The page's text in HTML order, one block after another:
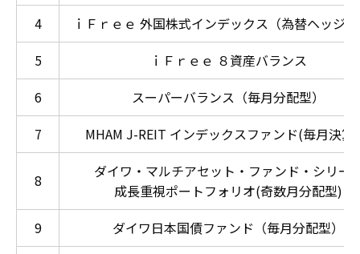
4
ｉＦｒｅｅ 外国株式インデックス（為替ヘッジ
5
ｉＦｒｅｅ ８資産バランス
6
スーパーバランス（毎月分配型）
7
MHAM J-REIT インデックスファンド(毎月決算
8
ダイワ・マルチアセット・ファンド・シリー
成長重視ポートフォリオ(奇数月分配型)
9
ダイワ日本国債ファンド（毎月分配型）